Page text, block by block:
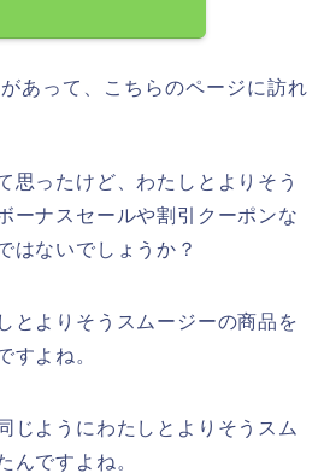
あって、こちらのページに訪れ
思ったけど、わたしとよりそう
ーナスセールや割引クーポンな
はないでしょうか？
とよりそうスムージーの商品を
すよね。
じようにわたしとよりそうスム
んですよね。